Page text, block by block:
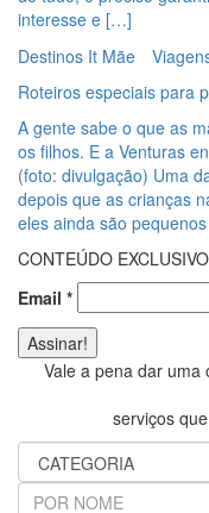
interesse e […]
Destinos It Mãe
Roteiros especiais para
A gente sabe o que as
os filhos. E a Venturas
(foto: divulgação) Uma
depois que as crianças
eles ainda são
CONTEÚDO
Email *
Vale a pena dar uma
serviços